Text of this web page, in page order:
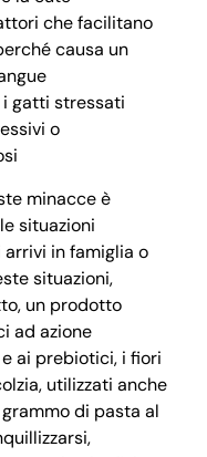
che facilitano
causa un
i gatti stressati
o
minacce è
situazioni
in famiglia o
situazioni,
un prodotto
ad azione
ai prebiotici, i fiori
utilizzati anche
di pasta al